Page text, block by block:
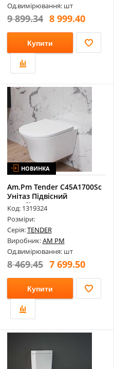
Од.вимірювання: шт
9 899.34 8 999.40
Купити
НОВИНКА
Am.Pm Tender C45A1700Sc
Унітаз Підвісний
Безобідкови...
Код: 1319324
Розміри:
Серія:TENDER
Виробник:AM PM
Од.вимірювання: шт
8 469.45 7 699.50
Купити